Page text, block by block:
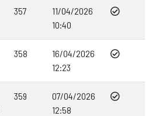
357
11/04/2026
10:40
358
16/04/2026
12:23
359
07/04/2026
12:58